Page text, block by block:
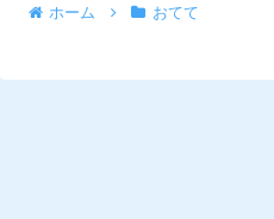
ホーム おてて